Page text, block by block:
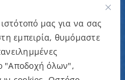
μας για να σας
εμπειρία, θυμόμαστε
"Αποδοχή όλων",
Σύνδεσμος για
παθήσεις «Ένα